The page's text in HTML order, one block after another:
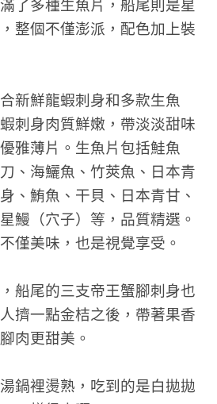
了多種生魚片，船尾則是星
整個不僅澎派，配色加上裝
新鮮龍蝦刺身和多款生魚
刺身肉質鮮嫩，帶淡淡甜味
雅薄片。生魚片包括鮭魚
、海鱺魚、竹莢魚、日本青
、鮪魚、干貝、日本青甘、
鰻（穴子）等，品質精選。
僅美味，也是視覺享受。
船尾的三支帝王蟹腳刺身也
擠一點金桔之後，帶著果香
肉更甜美。
鍋裡燙熟，吃到的是白拋拋